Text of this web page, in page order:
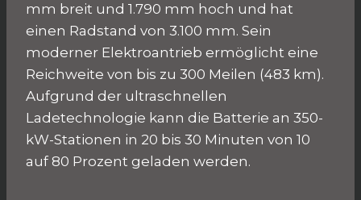
mm breit und 1.790 mm hoch und hat
einen Radstand von 3.100 mm. Sein
moderner Elektroantrieb ermöglicht eine
Reichweite von bis zu 300 Meilen (483 km).
Aufgrund der ultraschnellen
Ladetechnologie kann die Batterie an 350-
kW-Stationen in 20 bis 30 Minuten von 10
auf 80 Prozent geladen werden.